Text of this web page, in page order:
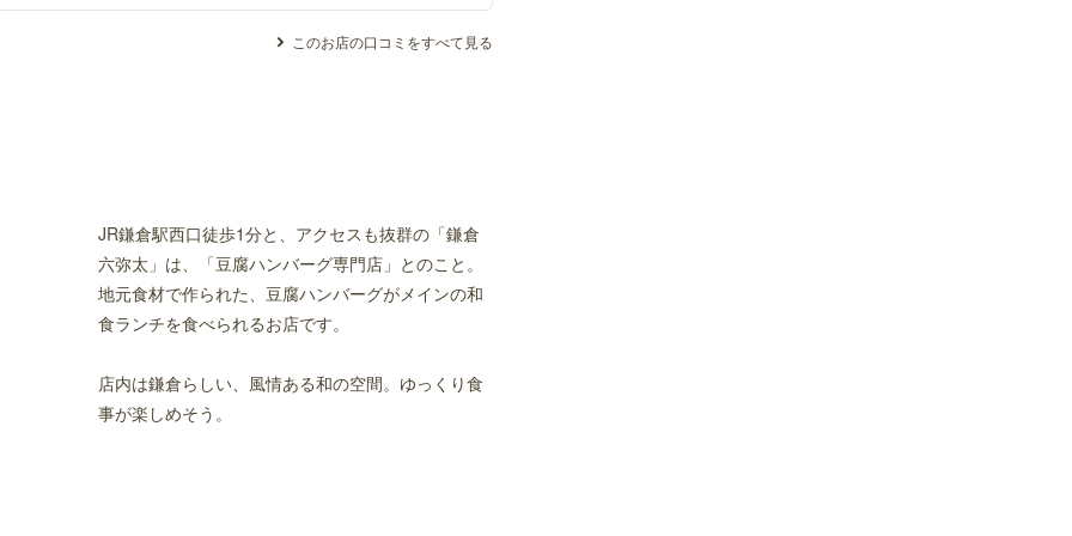
このお店の口コミをすべて見る
JR鎌倉駅西口徒歩1分と、アクセスも抜群の「鎌倉
六弥太」は、「豆腐ハンバーグ専門店」とのこと。
地元食材で作られた、豆腐ハンバーグがメインの和
食ランチを食べられるお店です。
店内は鎌倉らしい、風情ある和の空間。ゆっくり食
事が楽しめそう。